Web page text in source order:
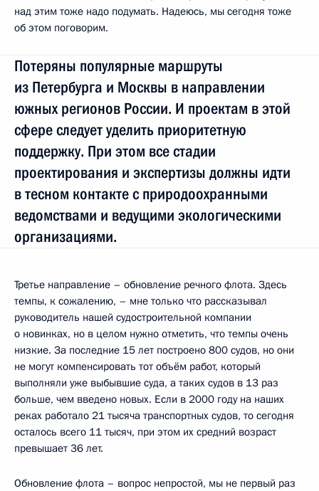
над этим тоже надо подумать. Надеюсь, мы сегодня тоже
об этом поговорим.
Потеряны популярные маршруты
из Петербурга и Москвы в направлении
южных регионов России. И проектам в этой
сфере следует уделить приоритетную
поддержку. При этом все стадии
проектирования и экспертизы должны идти
в тесном контакте с природоохранными
ведомствами и ведущими экологическими
организациями.
Третье направление – обновление речного флота. Здесь
темпы, к сожалению, – мне только что рассказывал
руководитель нашей судостроительной компании
о новинках, но в целом нужно отметить, что темпы очень
низкие. За последние 15 лет построено 800 судов, но они
не могут компенсировать тот объём работ, который
выполняли уже выбывшие суда, а таких судов в 13 раз
больше, чем введено новых. Если в 2000 году на наших
реках работало 21 тысяча транспортных судов, то сегодня
осталось всего 11 тысяч, при этом их средний возраст
превышает 36 лет.
Обновление флота – вопрос непростой, мы не первый раз